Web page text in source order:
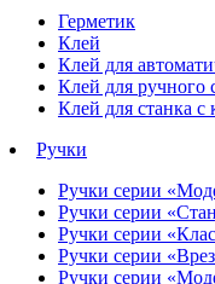
Герметик
Клей
Клей для
Клей для ручного
Клей для станка с
Ручки
Ручки серии
Ручки серии
Ручки серии
Ручки серии
Ручки серии